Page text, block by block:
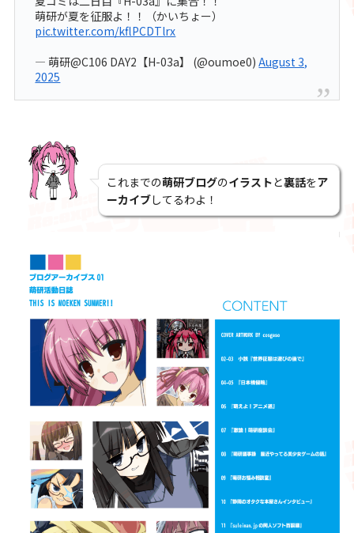
萌研が夏を征服よ！！（かいちょー）
pic.twitter.com/kflPCDTlrx
— 萌研@C106 DAY2【H-03a】 (@oumoe0)August 3,
2025
これまでの萌研ブログのイラストと裏話をア
ーカイブしてるわよ！